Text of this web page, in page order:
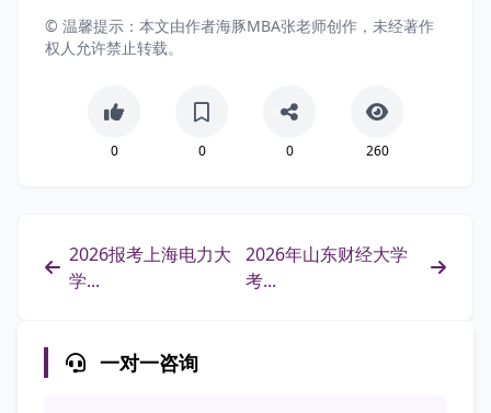
© 温馨提示：本文由作者海豚MBA张老师创作，未经著作
权人允许禁止转载。
0 0 0 260
2026报考上海电力大
学...
2026年山东财经大学
考...
一对一咨询